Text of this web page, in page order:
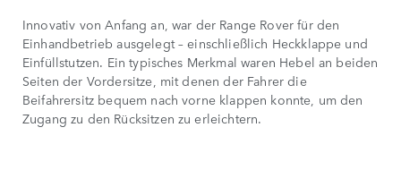
Innovativ von Anfang an, war der Range Rover für den
Einhandbetrieb ausgelegt – einschließlich Heckklappe und
Einfüllstutzen. Ein typisches Merkmal waren Hebel an beiden
Seiten der Vordersitze, mit denen der Fahrer die
Beifahrersitz bequem nach vorne klappen konnte, um den
Zugang zu den Rücksitzen zu erleichtern.